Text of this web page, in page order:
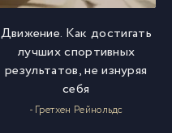
Движение. Как достигать
лучших спортивных
результатов, не изнуряя
себя
- Гретхен Рейнольдс